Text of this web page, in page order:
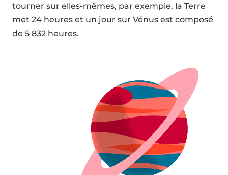
tourner sur elles-mêmes, par exemple, la Terre
met 24 heures et un jour sur Vénus est composé
de 5 832 heures.